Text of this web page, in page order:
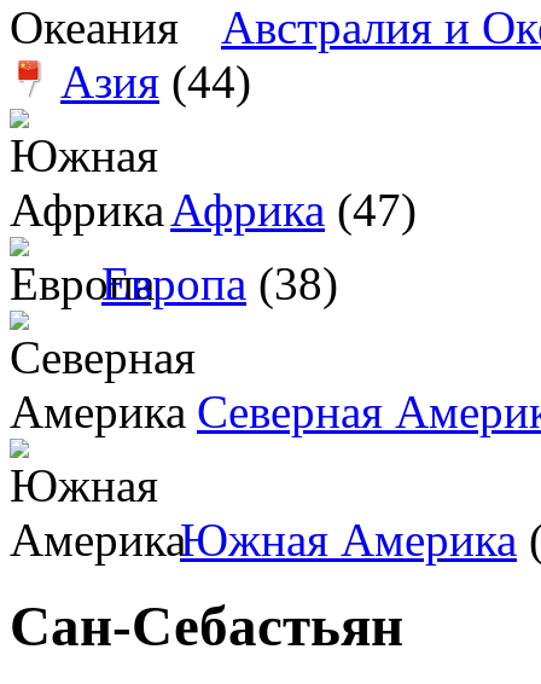
Австралия и
Азия (44)
Африка (47)
Европа (38)
Северная
Южная Америка
Сан-Себастьян